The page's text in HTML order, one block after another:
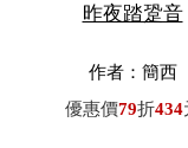
昨夜踏跫音
作者：簡西
優惠價79折434